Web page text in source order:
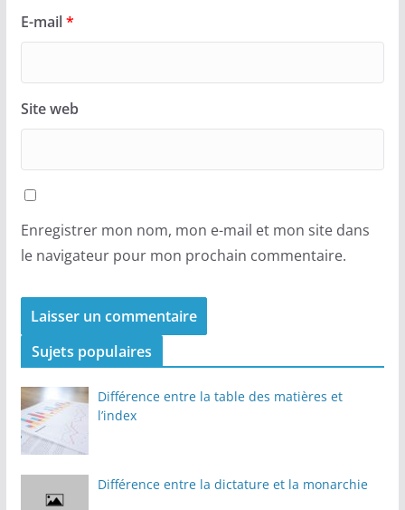
E-mail*
Site web
Enregistrer mon nom, mon e-mail et mon site dans
le navigateur pour mon prochain commentaire.
Sujets populaires
Différence entre la table des matières et
l’index
Différence entre la dictature et la monarchie